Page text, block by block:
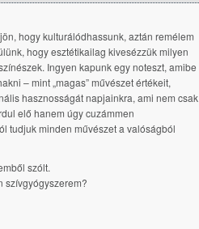
hogy kulturálódhassunk, aztán remélem
hogy esztétikailag kivesézzük milyen
Ingyen kapunk egy noteszt, amibe
– mint „magas” művészet értékeit,
hasznosságát napjainkra, ami nem csak
elő hanem úgy cuzámmen
tudjuk minden művészet a valóságból
szólt.
szívgyógyszerem?